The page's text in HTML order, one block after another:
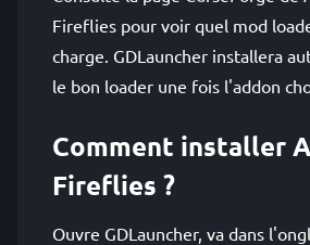
Fireflies pour voir quel mod
charge. GDLauncher installera
le bon loader une fois l'addon
Comment installer
Fireflies ?
Ouvre GDLauncher, va dans